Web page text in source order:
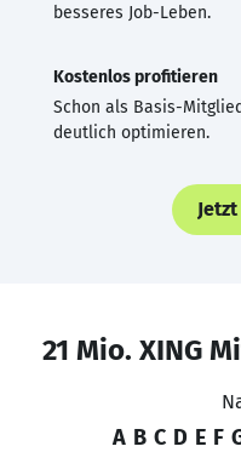
besseres Job-Leben.
Kostenlos profitieren
Schon als Basis-
deutlich optimieren.
21 Mio. XING
A B C D E F